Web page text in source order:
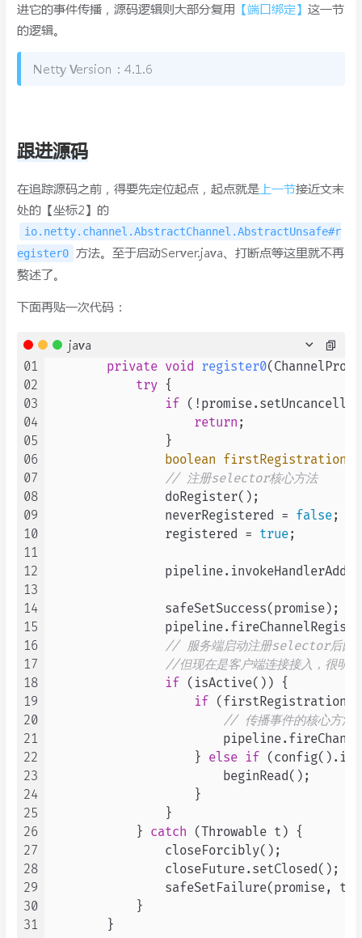
进它的事件传播，源码逻辑则大部分复用 【端口绑定】 这一节
的逻辑。
Netty Version：4.1.6
跟进源码
在追踪源码之前，得要先定位起点，起点就是 上一节接近文末
处的【坐标2】的
io.netty.channel.AbstractChannel.AbstractUnsafe#r
egister0 方法。至于启动Server.java、打断点等这里就不再
赘述了。
下面再贴一次代码：
java
01
02
03
04
05
06
07
08
09
10
11
12
13
14
15
16
17
18
19
20
21
22
23
24
25
26
27
28
29
30
31
private void register0
try {
if
return ;
                }
boolean firstRegistration
// 注册selector核心方法
                doRegister();
                neverRegistered =
false;
                registered =
true;
                safeSetSuccess(promise);
// 服务端启动注册selector后因
//但现在是客户端连接接入，很
if (isActive()) {
if (firstRegistration)
// 传播事件的核心方法
                    }
else if
                        beginRead();
                    }
                }
            }
catch (Throwable t) {
                closeForcibly();
                closeFuture.setClosed();
                safeSetFailure(promise, t);
            }